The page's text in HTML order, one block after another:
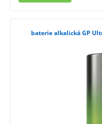
baterie alkalická GP